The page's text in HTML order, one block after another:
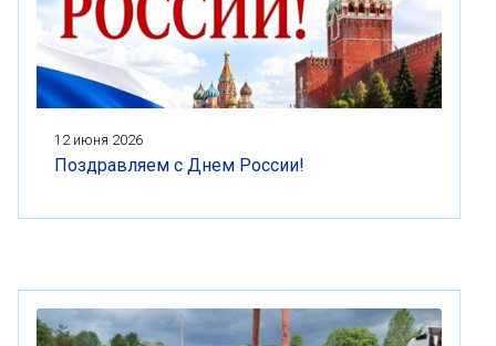
12 июня 2026
Поздравляем с Днем России!